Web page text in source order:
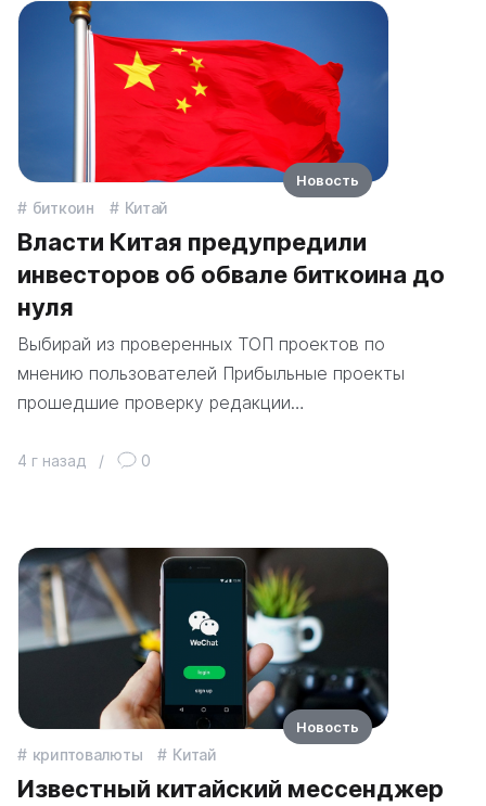
биткоин Китай
Власти Китая предупредили
инвесторов об обвале биткоина до
нуля
Выбирай из проверенных ТОП проектов по
мнению пользователей Прибыльные проекты
прошедшие проверку редакции…
4 г назад / 0
Новость
криптовалюты Китай
Известный китайский мессенджер
Новость